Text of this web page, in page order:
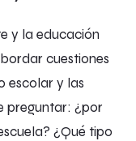
y la educación
cuestiones
escolar y las
preguntar: ¿por
¿Qué tipo